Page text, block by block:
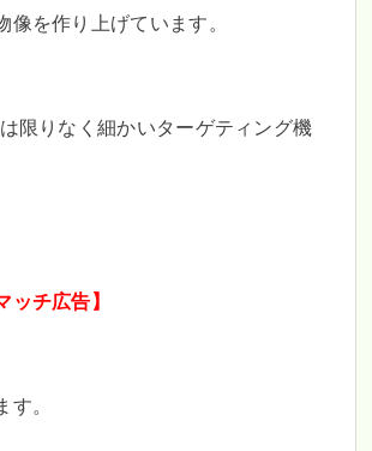
像を作り上げています。
限りなく細かいターゲティング機
ッチ広告】
す。